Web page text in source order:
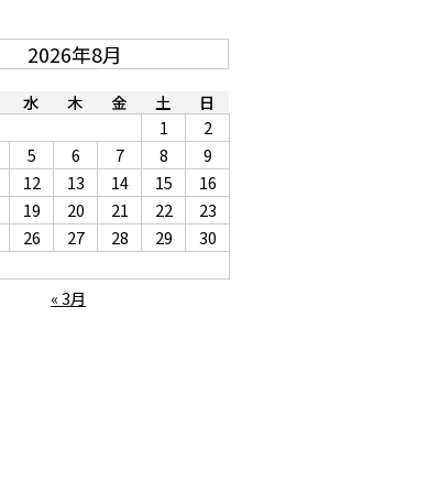
2026年8月
水 木 金 土
日
1
2
5 6 7 8
9
12 13 14 15
16
19 20 21 22
23
26 27 28 29
30
« 3月